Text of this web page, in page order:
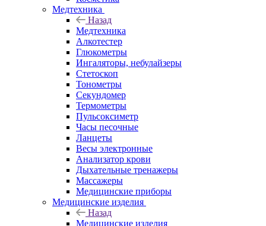
Медтехника
Назад
Медтехника
Алкотестер
Глюкометры
Ингаляторы, небулайзеры
Стетоскоп
Тонометры
Секундомер
Термометры
Пульсоксиметр
Часы песочные
Ланцеты
Весы электронные
Анализатор крови
Дыхательные тренажеры
Массажеры
Медицинские приборы
Медицинские изделия
Назад
Медицинские изделия